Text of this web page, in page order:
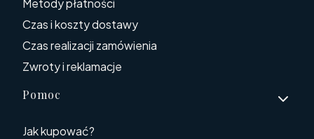
Metody płatności
Czas i koszty dostawy
Czas realizacji zamówienia
Zwroty i reklamacje
Pomoc
Jak kupować?